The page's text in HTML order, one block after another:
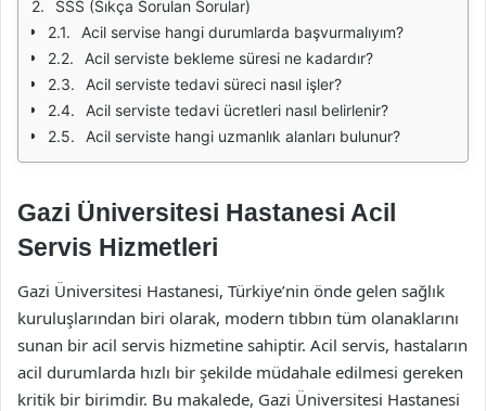
SSS (Sıkça Sorulan Sorular)
Acil servise hangi durumlarda başvurmalıyım?
Acil serviste bekleme süresi ne kadardır?
Acil serviste tedavi süreci nasıl işler?
Acil serviste tedavi ücretleri nasıl belirlenir?
Acil serviste hangi uzmanlık alanları bulunur?
Gazi Üniversitesi Hastanesi Acil
Servis Hizmetleri
Gazi Üniversitesi Hastanesi, Türkiye’nin önde gelen sağlık
kuruluşlarından biri olarak, modern tıbbın tüm olanaklarını
sunan bir acil servis hizmetine sahiptir. Acil servis, hastaların
acil durumlarda hızlı bir şekilde müdahale edilmesi gereken
kritik bir birimdir. Bu makalede, Gazi Üniversitesi Hastanesi